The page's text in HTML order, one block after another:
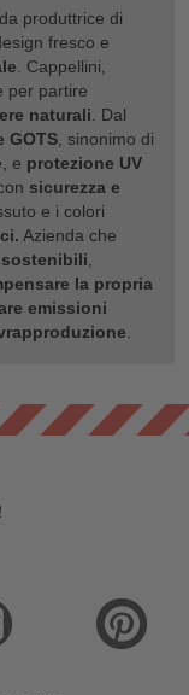
produttrice di
fresco e
. Cappellini,
per partire
naturali. Dal
GOTS, sinonimo di
e protezione UV
sicurezza e
e i colori
Azienda che
,
la propria
emissioni
.